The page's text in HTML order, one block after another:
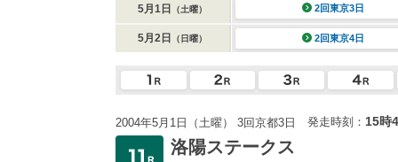
5月1日 （土曜） 2回東京3日
5月2日 （日曜） 2回東京4日
2004年5月1日（土曜） 3回京都3日 発走時刻： 15時
洛陽ステークス